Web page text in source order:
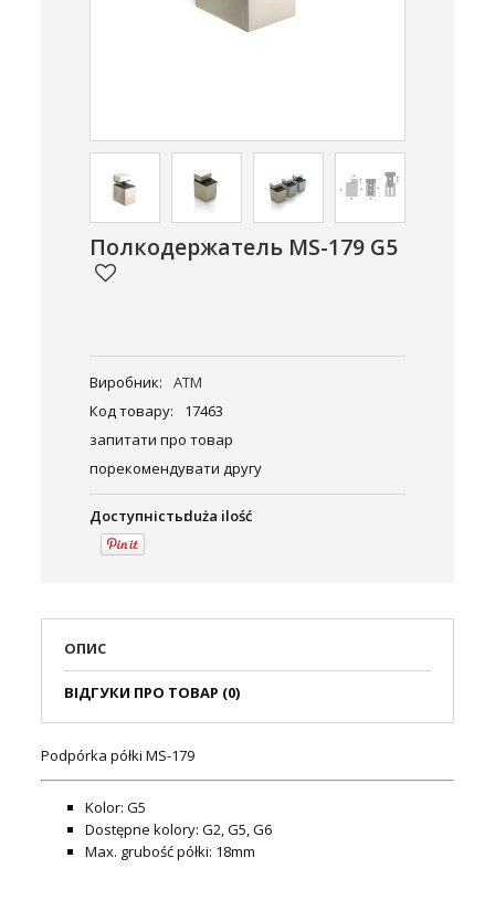
Полкодержатель MS-179 G5
Виробник:
ATM
Код товару:
17463
запитати про товар
порекомендувати другу
Доступність:duża ilość
ОПИС
ВІДГУКИ ПРО ТОВАР (0)
Podpórka półki MS-179
Kolor: G5
Dostępne kolory: G2, G5, G6
Max. grubość półki: 18mm